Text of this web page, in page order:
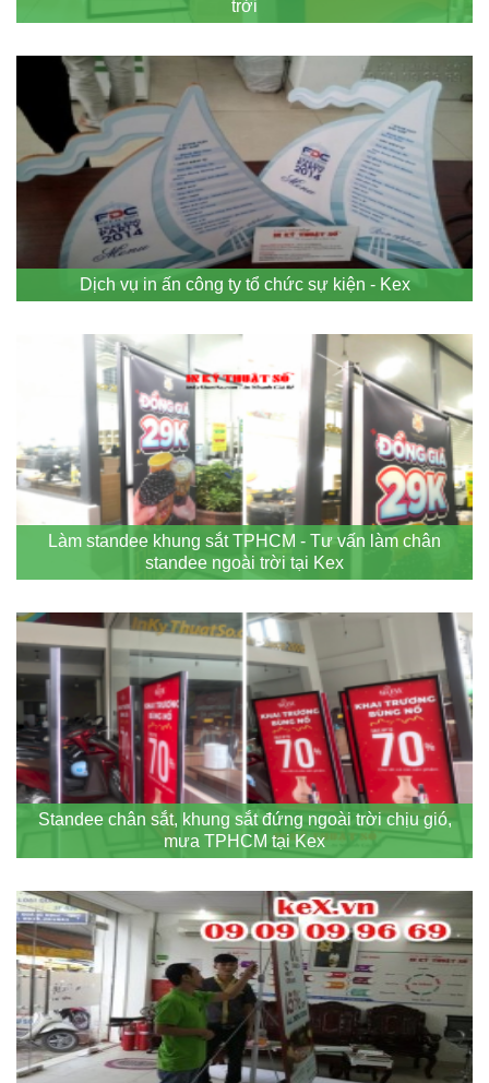
trời
Dịch vụ in ấn công ty tổ chức sự kiện - Kex
Làm standee khung sắt TPHCM - Tư vấn làm chân
standee ngoài trời tại Kex
Standee chân sắt, khung sắt đứng ngoài trời chịu gió,
mưa TPHCM tại Kex